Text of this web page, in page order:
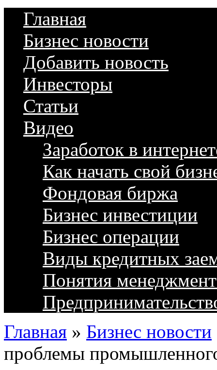
Главная
Бизнес новости
Добавить новость
Инвесторы
Статьи
Видео
Заработок в
Как начать свой
Фондовая биржа
Бизнес инвестиции
Бизнес операции
Виды кредитных
Понятия
Главная » Бизнес новости
проблемы